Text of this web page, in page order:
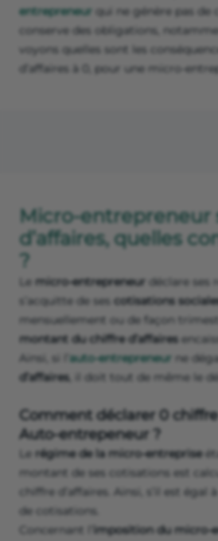
entrepreneur qui ne génère pas de
conserve des obligations,
voyons quelles sont les
d’affaires à 0, pour une micro-
Micro-entrepreneur
d’affaires, quelles
?
Le micro-entrepreneur déclare ses
s’acquitte de ses cotisations
mensuellement ou de façon
montant du chiffre d’affaires
Ainsi, si l’ auto-entrepreneur ne
d’affaires, il doit tout de même le
Comment déclarer 0 chiffre
Auto-entrepeneur ?
Le régime de la micro-entreprise
montant de ses cotisations est
chiffre d’affaires. Ainsi, s’il est égal
de cotisations.
Concernant l’
imposition du micro-